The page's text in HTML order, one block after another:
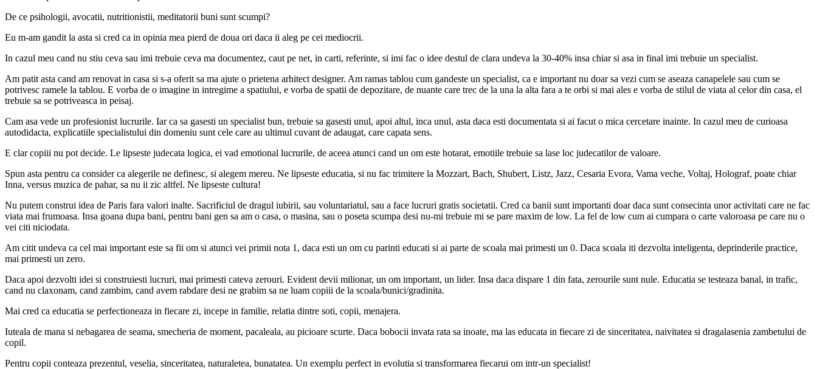
De ce psihologii, avocatii, nutritionistii, meditatorii buni sunt scumpi?
Eu m-am gandit la asta si cred ca in opinia mea pierd de doua ori daca ii aleg pe cei mediocrii.
In cazul meu cand nu stiu ceva sau imi trebuie ceva ma documentez, caut pe net, in carti, referinte, si imi fac o idee destul de clara undeva la 30-40% insa chiar si asa in final imi trebuie un specialist.
Am patit asta cand am renovat in casa si s-a oferit sa ma ajute o prietena arhitect designer. Am ramas tablou cum gandeste un specialist, ca e important nu doar sa vezi cum se aseaza canapelele sau cum se
potrivesc ramele la tablou. E vorba de o imagine in intregime a spatiului, e vorba de spatii de depozitare, de nuante care trec de la una la alta fara a te orbi si mai ales e vorba de stilul de viata al celor din casa, el
trebuie sa se potriveasca in peisaj.
Cam asa vede un profesionist lucrurile. Iar ca sa gasesti un specialist bun, trebuie sa gasesti unul, apoi altul, inca unul, asta daca esti documentata si ai facut o mica cercetare inainte. In cazul meu de curioasa
autodidacta, explicatiile specialistului din domeniu sunt cele care au ultimul cuvant de adaugat, care capata sens.
E clar copiii nu pot decide. Le lipseste judecata logica, ei vad emotional lucrurile, de aceea atunci cand un om este hotarat, emotiile trebuie sa lase loc judecatilor de valoare.
Spun asta pentru ca consider ca alegerile ne definesc, si alegem mereu. Ne lipseste educatia, si nu fac trimitere la Mozzart, Bach, Shubert, Listz, Jazz, Cesaria Evora, Vama veche, Voltaj, Holograf, poate chiar
Inna, versus muzica de pahar, sa nu ii zic altfel. Ne lipseste cultura!
Nu putem construi idea de Paris fara valori inalte. Sacrificiul de dragul iubirii, sau voluntariatul, sau a face lucruri gratis societatii. Cred ca banii sunt importanti doar daca sunt consecinta unor activitati care ne fac
viata mai frumoasa. Insa goana dupa bani, pentru bani gen sa am o casa, o masina, sau o poseta scumpa desi nu-mi trebuie mi se pare maxim de low. La fel de low cum ai cumpara o carte valoroasa pe care nu o
vei citi niciodata.
Am citit undeva ca cel mai important este sa fii om si atunci vei primii nota 1, daca esti un om cu parinti educati si ai parte de scoala mai primesti un 0. Daca scoala iti dezvolta inteligenta, deprinderile practice,
mai primesti un zero.
Daca apoi dezvolti idei si construiesti lucruri, mai primesti cateva zerouri. Evident devii milionar, un om important, un lider. Insa daca dispare 1 din fata, zerourile sunt nule. Educatia se testeaza banal, in trafic,
cand nu claxonam, cand zambim, cand avem rabdare desi ne grabim sa ne luam copiii de la scoala/bunici/gradinita.
Mai cred ca educatia se perfectioneaza in fiecare zi, incepe in familie, relatia dintre soti, copii, menajera.
Iuteala de mana si nebagarea de seama, smecheria de moment, pacaleala, au picioare scurte. Daca bobocii invata rata sa inoate, ma las educata in fiecare zi de sinceritatea, naivitatea si dragalasenia zambetului de
copil.
Pentru copii conteaza prezentul, veselia, sinceritatea, naturaletea, bunatatea. Un exemplu perfect in evolutia si transformarea fiecarui om intr-un specialist!